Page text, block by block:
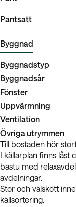
Pantsatt
Byggnad
Byggnadstyp
Byggnadsår
Fönster
Uppvärmning
Ventilation
Övriga utrymmen
Till bostaden hör
I källarplan finns låst
bastu med
avdelningar.
Stor och välskött
källsortering.